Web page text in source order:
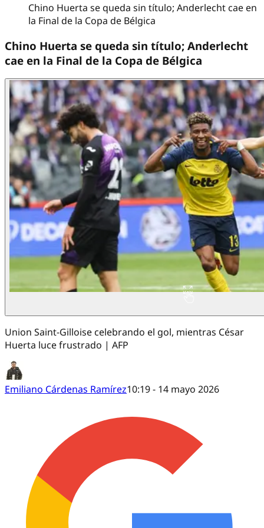
Chino Huerta se queda sin título; Anderlecht cae en
la Final de la Copa de Bélgica
Chino Huerta se queda sin título; Anderlecht
cae en la Final de la Copa de Bélgica
Union Saint-Gilloise celebrando el gol, mientras César
Huerta luce frustrado | AFP
Emiliano Cárdenas Ramírez10:19 - 14 mayo 2026